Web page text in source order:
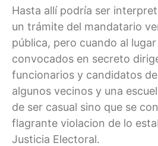
Hasta allí podría ser
un trámite del mandatario
pública, pero cuando al
convocados en secreto
funcionarios y candidatos
algunos vecinos y una
de ser casual sino que se
flagrante violacion de lo
Justicia Electoral.